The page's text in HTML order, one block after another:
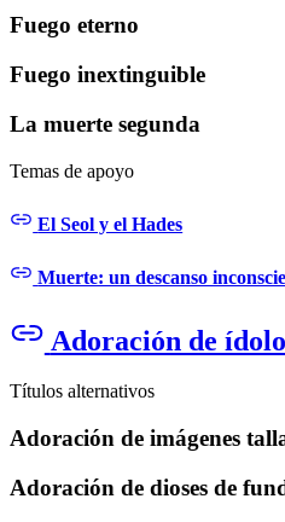
Fuego eterno
Fuego inextinguible
La muerte segunda
Temas de apoyo
El Seol y el Hades
Muerte: un descanso
Adoración de
Títulos alternativos
Adoración de imágenes
Adoración de dioses de